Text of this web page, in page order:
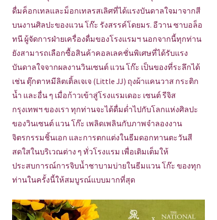
ดื่มค็อกเทลและม็อกเทลรสเลิศที่ได้แรงบันดาลใจมาจากสี
บนงานศิลปะของแวน โก๊ะ รังสรรค์โดยมร. อีวาน ซาบอล็อ
ทนี ผู้จัดการฝ่ายเครื่องดื่มของโรงแรมฯ นอกจากนี้ทุกท่าน
ยังสามารถเลือกซื้อสินค้าคอลเลคชั่นพิเศษที่ได้รับแรง
บันดาลใจจากผลงานวินเซนต์ แวน โก๊ะ เป็นของที่ระลึกได้
เช่น ตุ๊กตาหมีลิตเติ้ลเจเจ (Little JJ) ถุงผ้าแคนวาส กระติก
น้ำ และอื่น ๆ เมื่อก้าวเข้าสู่โรงแรมเดอะ เซนต์ รีจิส
กรุงเทพฯ ของเรา ทุกท่านจะได้ดื่มด่ำไปกับโลกแห่งศิลปะ
ของวินเซนต์ แวน โก๊ะ เพลิดเพลินกับภาพจำลองงาน
จิตรกรรมชิ้นเอก และการตกแต่งในธีมดอกทานตะวันสี
สดใสในบริเวณต่าง ๆ ทั่วโรงแรม เพื่อเติมเต็มให้
ประสบการณ์การจิบน้ำชาบามบ่ายในธีมแวน โก๊ะ ของทุก
ท่านในครั้งนี้ให้สมบูรณ์แบบมากที่สุด